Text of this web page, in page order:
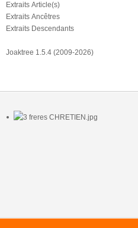
Extraits Article(s)
Extraits Ancêtres
Extraits Descendants
Joaktree 1.5.4 (2009-2026)